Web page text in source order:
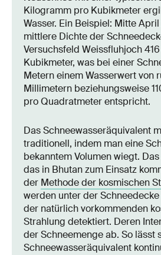
Kilogramm pro Kubikmeter
Wasser. Ein Beispiel: Mitte
mittlere Dichte der
Versuchsfeld Weissfluhjoch
Kubikmeter, was bei einer
Metern einem Wasserwert von
Millimetern beziehungsweise
pro Quadratmeter entspricht.
Das Schneewasseräquivalent
traditionell, indem man eine
bekanntem Volumen wiegt.
das in Bhutan zum Einsatz
der Methode der kosmischen
werden unter der
der natürlich vorkommenden
Strahlung detektiert. Deren
der Schneemenge ab. So lässt
Schneewasseräquivalent